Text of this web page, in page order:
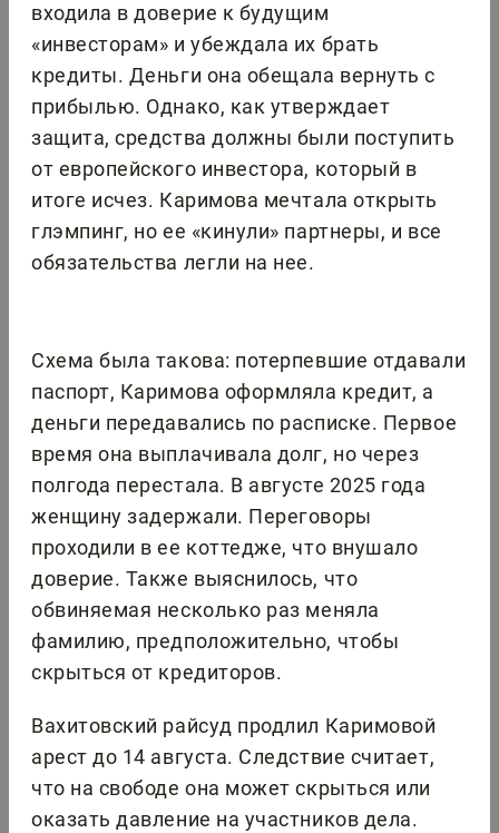
входила в доверие к будущим
«инвесторам» и убеждала их брать
кредиты. Деньги она обещала вернуть с
прибылью. Однако, как утверждает
защита, средства должны были поступить
от европейского инвестора, который в
итоге исчез. Каримова мечтала открыть
глэмпинг, но ее «кинули» партнеры, и все
обязательства легли на нее.
Схема была такова: потерпевшие отдавали
паспорт, Каримова оформляла кредит, а
деньги передавались по расписке. Первое
время она выплачивала долг, но через
полгода перестала. В августе 2025 года
женщину задержали. Переговоры
проходили в ее коттедже, что внушало
доверие. Также выяснилось, что
обвиняемая несколько раз меняла
фамилию, предположительно, чтобы
скрыться от кредиторов.
Вахитовский райсуд продлил Каримовой
арест до 14 августа. Следствие считает,
что на свободе она может скрыться или
оказать давление на участников дела.